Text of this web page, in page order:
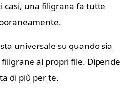
casi, una filigrana fa tutte
universale su quando sia
ai propri file. Dipende
di più per te.